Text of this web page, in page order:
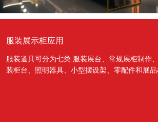
服装展示柜应用
服装道具可分为七类:服装展台、常规展柜制作
装柜台、照明器具、小型摆设架、零配件和展